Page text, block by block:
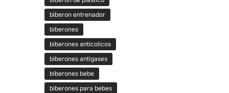
biberon entrenador
biberones
biberones anticolicos
biberones antigases
biberones bebe
biberones para bebes